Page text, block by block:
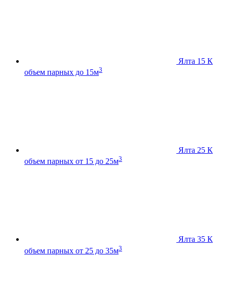
Ялта 15 К
объем парных до 15м3
Ялта 25 К
объем парных от 15 до 25м3
Ялта 35 К
объем парных от 25 до 35м3